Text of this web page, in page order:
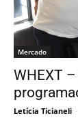
Mercado
WHEXT
Letícia Ticianeli -